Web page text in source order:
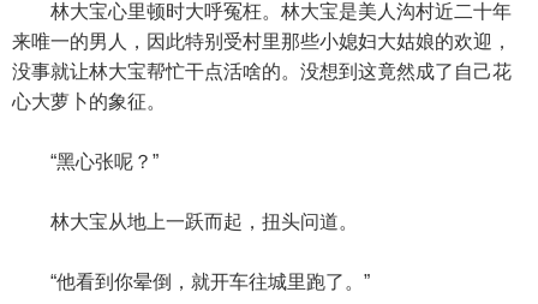
林大宝心里顿时大呼冤枉。林大宝是美人沟村近二十年
来唯一的男人，因此特别受村里那些小媳妇大姑娘的欢迎，
没事就让林大宝帮忙干点活啥的。没想到这竟然成了自己花
心大萝卜的象征。
“黑心张呢？”
林大宝从地上一跃而起，扭头问道。
“他看到你晕倒，就开车往城里跑了。”